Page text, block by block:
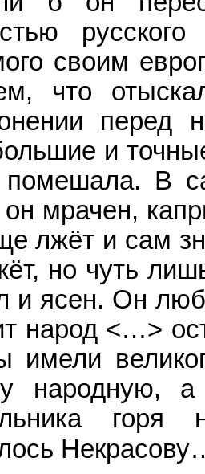
русского
своим
что
перед
и
помешала. В
мрачен,
лжёт и сам
но чуть
и ясен. Он
народ <…>
народную,